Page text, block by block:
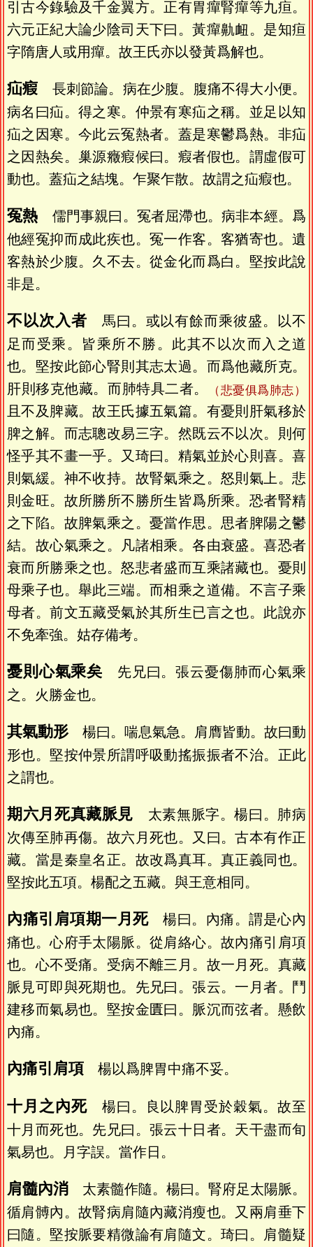
引古今錄驗及千金翼方。正有胃癉腎癉等九疸。
六元正紀大論少陰司天下曰。黃癉鼽衄。是知疸
字隋唐人或用癉。故王氏亦以發黃爲解也。
疝瘕 長刺節論。病在少腹。腹痛不得大小便。
病名曰疝。得之寒。仲景有寒疝之稱。並足以知
疝之因寒。今此云冤熱者。蓋是寒鬱爲熱。非疝
之因熱矣。巢源癥瘕候曰。瘕者假也。謂虛假可
動也。蓋疝之結塊。乍聚乍散。故謂之疝瘕也。
冤熱 儒門事親曰。冤者屈滯也。病非本經。爲
他經冤抑而成此疾也。冤一作客。客猶寄也。遺
客熱於少腹。久不去。從金化而爲白。堅按此說
非是。
不以次入者 馬曰。或以有餘而乘彼盛。以不
足而受乘。皆乘所不勝。此其不以次而入之道
也。堅按此節心腎則其志太過。而爲他藏所克。
肝則移克他藏。而肺特具二者。
（悲憂俱爲肺志）
且不及脾藏。故王氏據五氣篇。有憂則肝氣移於
脾之解。而志聰改易三字。然既云不以次。則何
怪乎其不畫一乎。又琦曰。精氣並於心則喜。喜
則氣緩。神不收持。故腎氣乘之。怒則氣上。悲
則金旺。故所勝所不勝所生皆爲所乘。恐者腎精
之下陷。故脾氣乘之。憂當作思。思者脾陽之鬱
結。故心氣乘之。凡諸相乘。各由衰盛。喜恐者
衰而所勝乘之也。怒悲者盛而互乘諸藏也。憂則
母乘子也。舉此三端。而相乘之道備。不言子乘
母者。前文五藏受氣於其所生已言之也。此說亦
不免牽強。姑存備考。
憂則心氣乘矣 先兄曰。張云憂傷肺而心氣乘
之。火勝金也。
其氣動形 楊曰。喘息氣急。肩膺皆動。故曰動
形也。堅按仲景所謂呼吸動搖振振者不治。正此
之謂也。
期六月死真藏脈見 太素無脈字。楊曰。肺病
次傳至肺再傷。故六月死也。又曰。古本有作正
藏。當是秦皇名正。故改爲真耳。真正義同也。
堅按此五項。楊配之五藏。與王意相同。
內痛引肩項期一月死楊曰。內痛。謂是心內
痛也。心府手太陽脈。從肩絡心。故內痛引肩項
也。心不受痛。受病不離三月。故一月死。真藏
脈見可即與死期也。先兄曰。張云。一月者。鬥
建移而氣易也。堅按金匱曰。脈沉而弦者。懸飲
內痛。
內痛引肩項 楊以爲脾胃中痛不妥。
十月之內死楊曰。良以脾胃受於穀氣。故至
十月而死也。先兄曰。張云十日者。天干盡而旬
氣易也。月字誤。當作日。
肩髓內消 太素髓作隨。楊曰。腎府足太陽脈。
循肩髆內。故腎病肩隨內藏消瘦也。又兩肩垂下
曰隨。堅按脈要精微論有肩隨文。琦曰。肩髓疑